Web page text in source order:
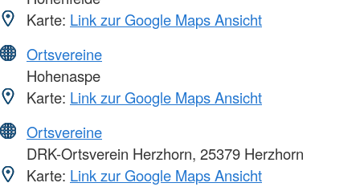
Karte: Link zur Google Maps Ansicht
Ortsvereine
Hohenaspe
Karte: Link zur Google Maps Ansicht
Ortsvereine
DRK-Ortsverein Herzhorn, 25379 Herzhorn
Karte: Link zur Google Maps Ansicht